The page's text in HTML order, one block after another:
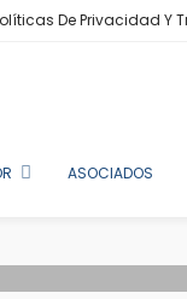
De Privacidad Y
ASOCIADOS